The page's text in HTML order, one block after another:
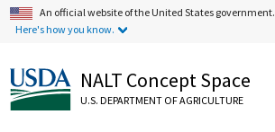
An official website of the United States government.
Here's how you know.
NALT Concept Space
U.S. DEPARTMENT OF AGRICULTURE